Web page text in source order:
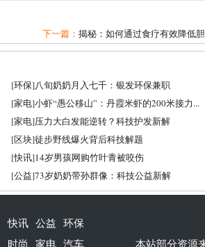
下一篇： 揭秘：如何通过食疗有效降低
[环保]八旬奶奶月入七千：银发环保兼职
[家电]小虾“愚公移山”：丹霞米虾的200米接力...
[家电]压力大白发能逆转？科技护发新解
[区块]徒步野线爆火背后科技解题
[快讯]14岁男孩网购竹叶青被咬伤
[公益]73岁奶奶带孙群像：科技公益新解
快讯 公益 环保
时尚 家电 汽车 本站部分资源